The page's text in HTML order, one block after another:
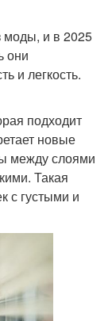
моды, и в 2025
они
и легкость.
подходит
новые
между слоями
Такая
с густыми и